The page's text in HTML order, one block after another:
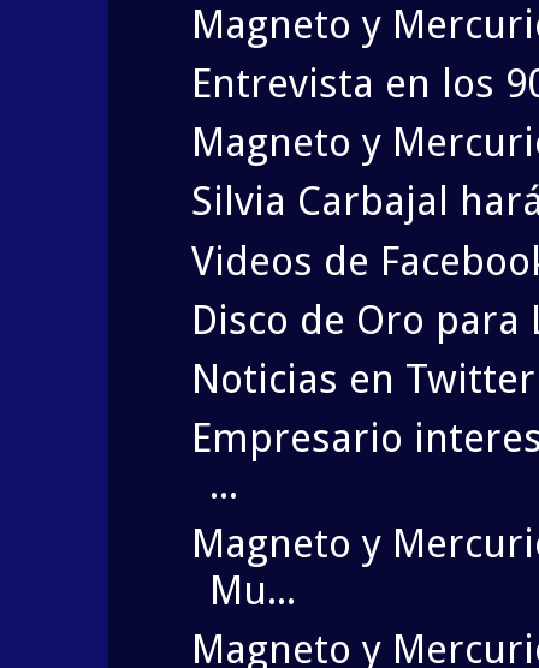
Magneto y
Entrevista en los
Magneto y
Silvia Carbajal
Videos de
Disco de Oro para
Noticias en
Empresario
...
Magneto y
Mu...
Magneto y